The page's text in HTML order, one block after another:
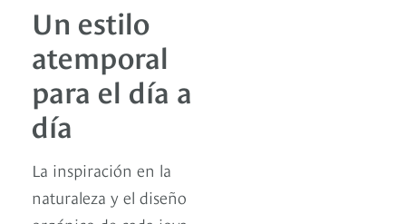
Un estilo
atemporal
para el día a
día
La inspiración en la
naturaleza y el diseño